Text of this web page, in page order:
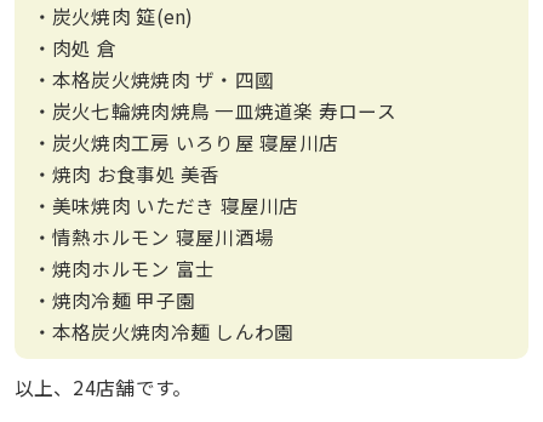
・炭火焼肉 筵(en)
・肉処 倉
・本格炭火焼焼肉 ザ・四國
・炭火七輪焼肉焼鳥 一皿焼道楽 寿ロース
・炭火焼肉工房 いろり屋 寝屋川店
・焼肉 お食事処 美香
・美味焼肉 いただき 寝屋川店
・情熱ホルモン 寝屋川酒場
・焼肉ホルモン 富士
・焼肉冷麺 甲子園
・本格炭火焼肉冷麺 しんわ園
以上、24店舗です。